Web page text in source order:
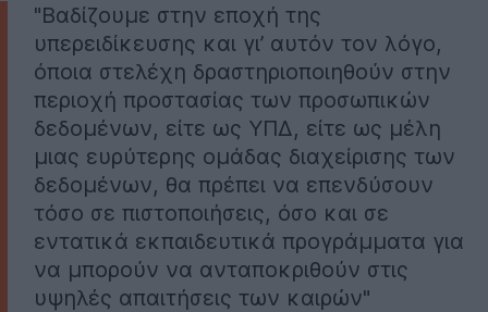
"Βαδίζουμε στην εποχή της
υπερειδίκευσης και γι’ αυτόν τον λόγο,
όποια στελέχη δραστηριοποιηθούν στην
περιοχή προστασίας των προσωπικών
δεδομένων, είτε ως ΥΠΔ, είτε ως μέλη
μιας ευρύτερης ομάδας διαχείρισης των
δεδομένων, θα πρέπει να επενδύσουν
τόσο σε πιστοποιήσεις, όσο και σε
εντατικά εκπαιδευτικά προγράμματα για
να μπορούν να ανταποκριθούν στις
υψηλές απαιτήσεις των καιρών"